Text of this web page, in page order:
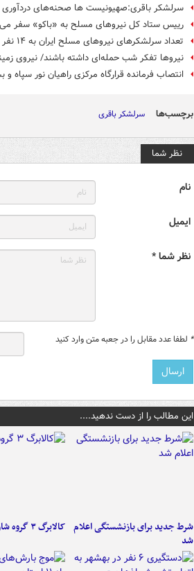
سرلشکر باقری:صهیونیست ها صحنه‌های دردآوری
رییس ستاد کل نیروهای مسلح به «باکو» سفر
تعداد سرلشکرهای نیروهای مسلح ایران به ۱۴ نفر رسید
نیروها تفکر شب حمله‌ای داشته باشند/ نیروی
انتصاب فرمانده قرارگاه مرکزی راهیان نور سپاه و
برچسب‌ها سرلشکر باقری
نظر شما
نام
ایمیل
نظر شما *
* لطفا عدد مقابل را در جعبه متن وارد کنید
این مطالب را از دست ندهید....
شرط جدید برای بازنشستگی اعلام
شد
کالابرگ ۳ گروه شارژ شد